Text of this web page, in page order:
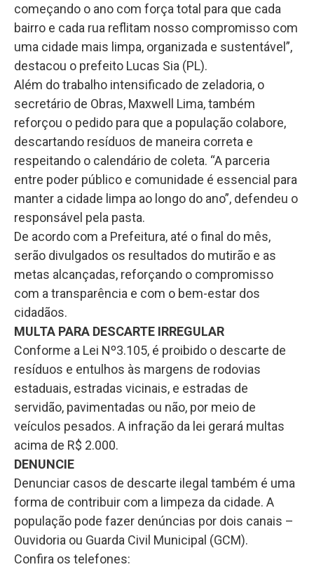
começando o ano com força total para que cada
bairro e cada rua reflitam nosso compromisso com
uma cidade mais limpa, organizada e sustentável”,
destacou o prefeito Lucas Sia (PL).
Além do trabalho intensificado de zeladoria, o
secretário de Obras, Maxwell Lima, também
reforçou o pedido para que a população colabore,
descartando resíduos de maneira correta e
respeitando o calendário de coleta. “A parceria
entre poder público e comunidade é essencial para
manter a cidade limpa ao longo do ano”, defendeu o
responsável pela pasta.
De acordo com a Prefeitura, até o final do mês,
serão divulgados os resultados do mutirão e as
metas alcançadas, reforçando o compromisso
com a transparência e com o bem-estar dos
cidadãos.
MULTA PARA DESCARTE IRREGULAR
Conforme a Lei Nº3.105, é proibido o descarte de
resíduos e entulhos às margens de rodovias
estaduais, estradas vicinais, e estradas de
servidão, pavimentadas ou não, por meio de
veículos pesados. A infração da lei gerará multas
acima de R$ 2.000.
DENUNCIE
Denunciar casos de descarte ilegal também é uma
forma de contribuir com a limpeza da cidade. A
população pode fazer denúncias por dois canais –
Ouvidoria ou Guarda Civil Municipal (GCM).
Confira os telefones: